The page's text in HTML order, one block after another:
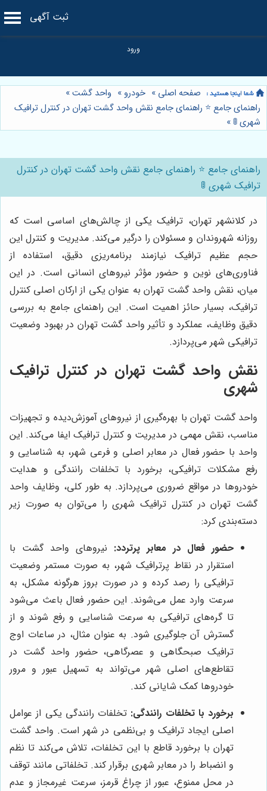
ثبت آگهی
صفحه اصلی » خودرو » واحد گشت»
راهنمای جامع ⭐️ راهنمای جامع نقش واحد گشت تهران در کنترل ترافیک
شهری 🚦 »
راهنمای جامع ⭐️ راهنمای جامع نقش واحد گشت تهران در کنترل
ترافیک شهری 🚦
در کلانشهر تهران، ترافیک یکی از چالش‌های اساسی است که
روزانه شهروندان و مسئولان را درگیر می‌کند. مدیریت و کنترل این
حجم عظیم ترافیک نیازمند برنامه‌ریزی دقیق، استفاده از
فناوری‌های نوین و حضور مؤثر نیروهای انسانی است. در این
میان، نقش واحد گشت تهران به عنوان یکی از ارکان اصلی کنترل
ترافیک، بسیار حائز اهمیت است. این راهنمای جامع به بررسی
دقیق وظایف، عملکرد و تأثیر واحد گشت تهران در بهبود وضعیت
ترافیکی شهر می‌پردازد.
نقش واحد گشت تهران در کنترل ترافیک
شهری
واحد گشت تهران با بهره‌گیری از نیروهای آموزش‌دیده و تجهیزات
مناسب، نقش مهمی در مدیریت و کنترل ترافیک ایفا می‌کند. این
واحد با حضور فعال در معابر اصلی و فرعی شهر، به شناسایی و
رفع مشکلات ترافیکی، برخورد با تخلفات رانندگی و هدایت
خودروها در مواقع ضروری می‌پردازد. به طور کلی، وظایف واحد
گشت تهران در کنترل ترافیک شهری را می‌توان به صورت زیر
دسته‌بندی کرد:
حضور فعال در معابر پرتردد: نیروهای واحد گشت با
استقرار در نقاط پرترافیک شهر، به صورت مستمر وضعیت
ترافیکی را رصد کرده و در صورت بروز هرگونه مشکل، به
سرعت وارد عمل می‌شوند. این حضور فعال باعث می‌شود
تا گره‌های ترافیکی به سرعت شناسایی و رفع شوند و از
گسترش آن جلوگیری شود. به عنوان مثال، در ساعات اوج
ترافیک صبحگاهی و عصرگاهی، حضور واحد گشت در
تقاطع‌های اصلی شهر می‌تواند به تسهیل عبور و مرور
خودروها کمک شایانی کند.
برخورد با تخلفات رانندگی: تخلفات رانندگی یکی از عوامل
اصلی ایجاد ترافیک و بی‌نظمی در شهر است. واحد گشت
تهران با برخورد قاطع با این تخلفات، تلاش می‌کند تا نظم
و انضباط را در معابر شهری برقرار کند. تخلفاتی مانند توقف
در محل ممنوع، عبور از چراغ قرمز، سرعت غیرمجاز و عدم